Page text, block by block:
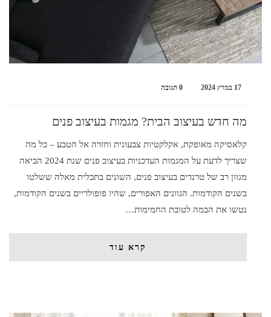
17 במרץ 2024 0 תגובה
מה חדש בעיצוב הבית? מגמות בעיצוב פנים
קלאסיקה מאופקת, אקלקטיות צבעונית וחזרה אל הטבע – כל מה
שצריך לדעת על המגמות העדכניות בעיצוב פנים שנת 2024 הביאה
מגוון רב של טרנדים בעיצוב פנים, השונים בתכלית מאלה ששלטו
בשנים הקודמות. הגוונים האפורים, שהיו פופולריים בשנים הקודמות,
נטשו את הבמה לטובת החמימות…
קרא עוד